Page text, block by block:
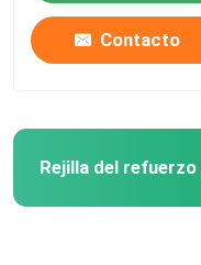
Contacto
Rejilla del